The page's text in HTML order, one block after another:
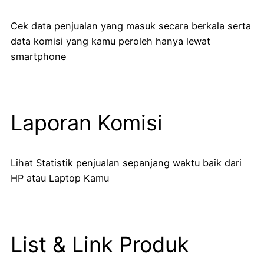
Cek data penjualan yang masuk secara berkala serta
data komisi yang kamu peroleh hanya lewat
smartphone
Laporan Komisi
Lihat Statistik penjualan sepanjang waktu baik dari
HP atau Laptop Kamu
List & Link Produk